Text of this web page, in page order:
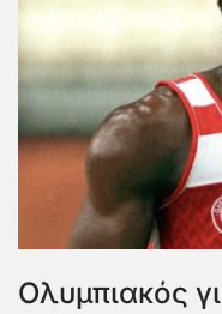
Ολυμπιακός